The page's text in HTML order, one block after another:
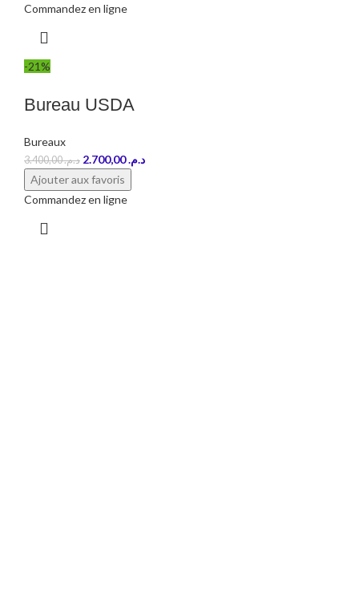
Commandez en ligne
-21%
Bureau USDA
Bureaux
د.م.3.400,00 د.م.2.700,00
Ajouter aux favoris
Commandez en ligne